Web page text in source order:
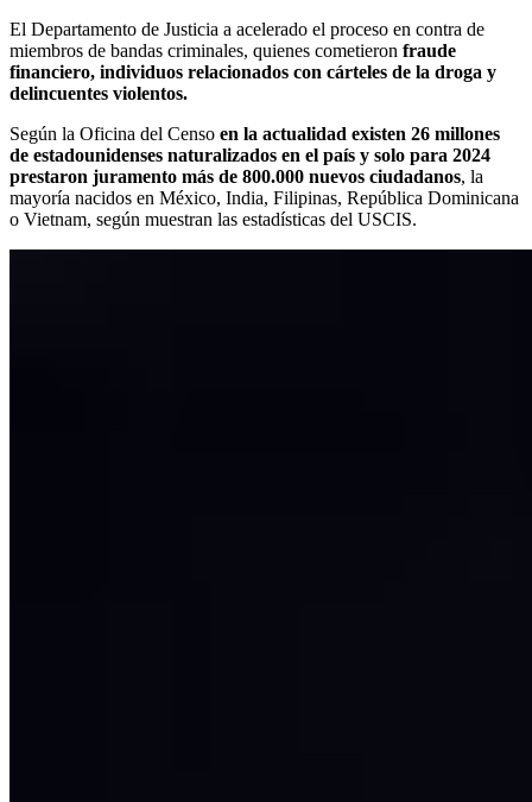
El Departamento de Justicia a acelerado el proceso en contra de
miembros de bandas criminales, quienes cometieron fraude
financiero, individuos relacionados con cárteles de la droga y
delincuentes violentos.
Según la Oficina del Censo en la actualidad existen 26 millones
de estadounidenses naturalizados en el país y solo para 2024
prestaron juramento más de 800.000 nuevos ciudadanos, la
mayoría nacidos en México, India, Filipinas, República Dominicana
o Vietnam, según muestran las estadísticas del USCIS.